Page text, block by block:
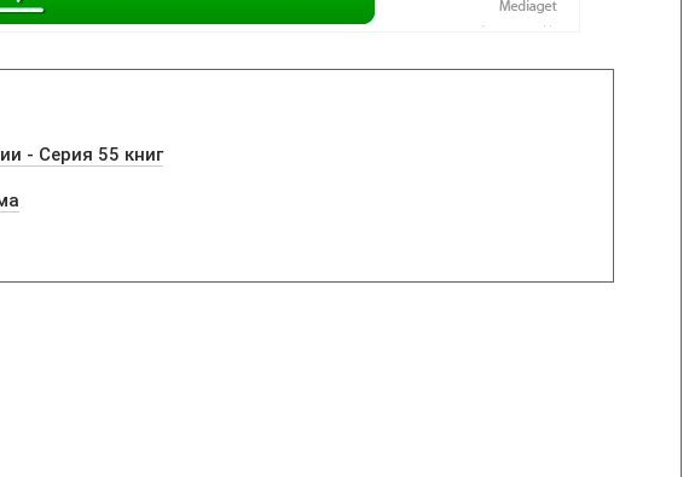
- Серия 55 книг